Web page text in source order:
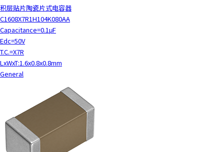
积层贴片陶瓷片式电容器
C1608X7R1H104K080AA
Capacitance=0.1μF
Edc=50V
T.C.=X7R
LxWxT:1.6x0.8x0.8mm
General